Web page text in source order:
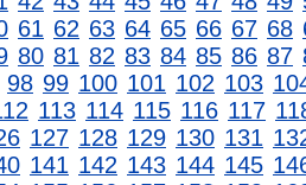
61 62 63 64 65 66 67 68
80 81 82 83 84 85 86 87
98 99 100 101 102 103
113 114 115 116 117
127 128 129 130 131
141 142 143 144 145